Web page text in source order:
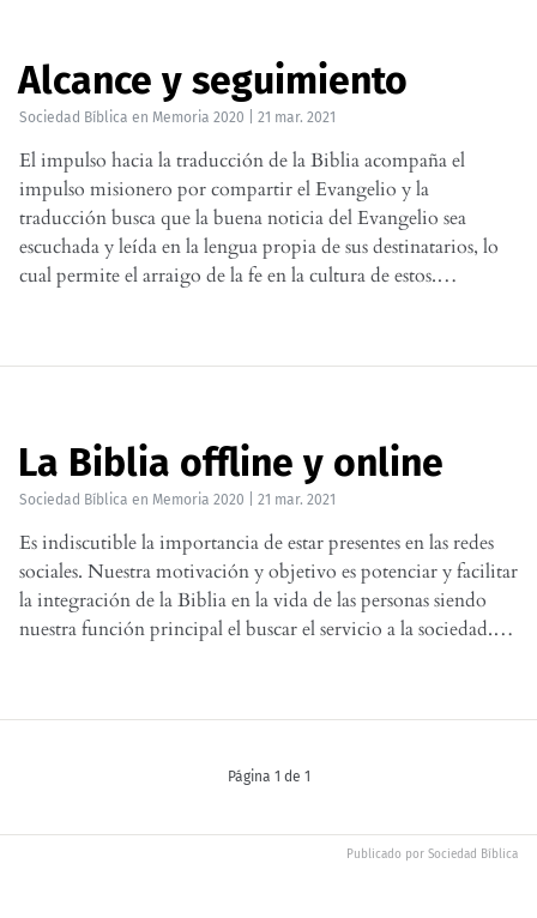
Alcance y seguimiento
Sociedad Bíblica en Memoria 2020 21 mar. 2021
El impulso hacia la traducción de la Biblia acompaña el
impulso misionero por compartir el Evangelio y la
traducción busca que la buena noticia del Evangelio sea
escuchada y leída en la lengua propia de sus destinatarios, lo
cual permite el arraigo de la fe en la cultura de estos.…
La Biblia offline y online
Sociedad Bíblica en Memoria 2020 21 mar. 2021
Es indiscutible la importancia de estar presentes en las redes
sociales. Nuestra motivación y objetivo es potenciar y facilitar
la integración de la Biblia en la vida de las personas siendo
nuestra función principal el buscar el servicio a la sociedad.…
Página 1 de 1
Publicado por Sociedad Bíblica